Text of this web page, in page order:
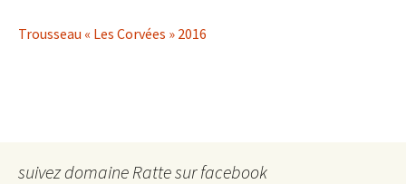
Trousseau « Les Corvées » 2016
suivez domaine Ratte sur facebook